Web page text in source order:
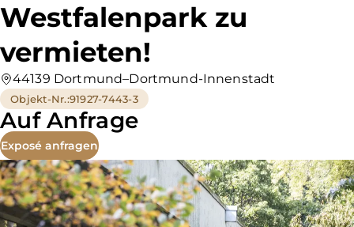
Westfalenpark zu
vermieten!
44139 Dortmund–Dortmund-Innenstadt
Objekt-Nr.:91927-7443-3
Auf Anfrage
Exposé anfragen